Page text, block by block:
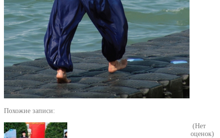
Похожие записи:
(Нет
оценок)